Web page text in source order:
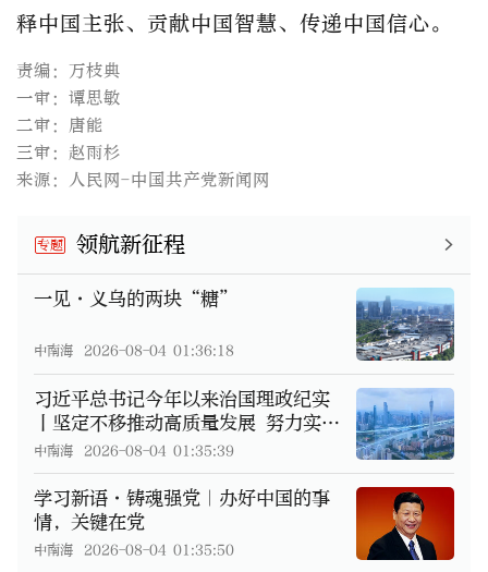
释中国主张、贡献中国智慧、传递中国信心。
责编：万枝典
一审：谭思敏
二审：唐能
三审：赵雨杉
来源：人民网-中国共产党新闻网
专题 领航新征程
一见·义乌的两块“糖”
中南海 2026-08-04 01:36:18
习近平总书记今年以来治国理政纪实
丨坚定不移推动高质量发展 努力实
现“十五五”良好开局
中南海 2026-08-04 01:35:39
学习新语·铸魂强党｜办好中国的事
情，关键在党
中南海 2026-08-04 01:35:50